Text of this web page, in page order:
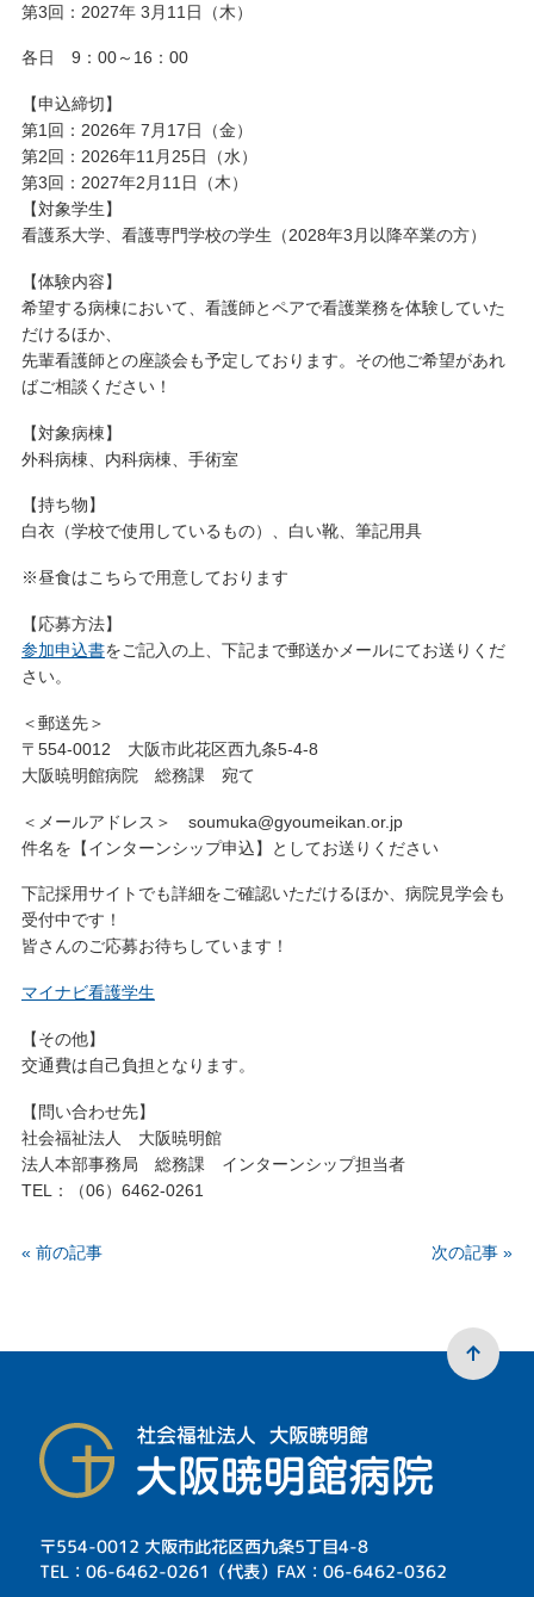
第3回：2027年 3月11日（木）
各日 9：00～16：00
【申込締切】
第1回：2026年 7月17日（金）
第2回：2026年11月25日（水）
第3回：2027年2月11日（木）
【対象学生】
看護系大学、看護専門学校の学生（2028年3月以降卒業の方）
【体験内容】
希望する病棟において、看護師とペアで看護業務を体験していた
だけるほか、
先輩看護師との座談会も予定しております。その他ご希望があれ
ばご相談ください！
【対象病棟】
外科病棟、内科病棟、手術室
【持ち物】
白衣（学校で使用しているもの）、白い靴、筆記用具
※昼食はこちらで用意しております
【応募方法】
参加申込書をご記入の上、下記まで郵送かメールにてお送りくだ
さい。
＜郵送先＞
〒554-0012 大阪市此花区西九条5-4-8
大阪暁明館病院 総務課 宛て
＜メールアドレス＞ soumuka@gyoumeikan.or.jp
件名を【インターンシップ申込】としてお送りください
下記採用サイトでも詳細をご確認いただけるほか、病院見学会も
受付中です！
皆さんのご応募お待ちしています！
マイナビ看護学生
【その他】
交通費は自己負担となります。
【問い合わせ先】
社会福祉法人 大阪暁明館
法人本部事務局 総務課 インターンシップ担当者
TEL：（06）6462-0261
« 前の記事 次の記事 »
〒554-0012 大阪市此花区西九条5丁目4-8
TEL：06-6462-0261（代表）FAX：06-6462-0362